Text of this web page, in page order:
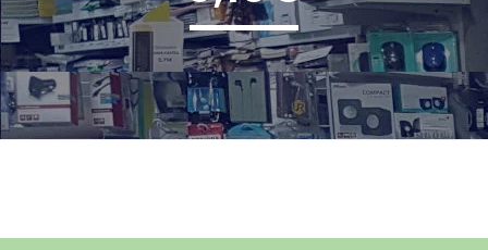
Servicios
Novedades